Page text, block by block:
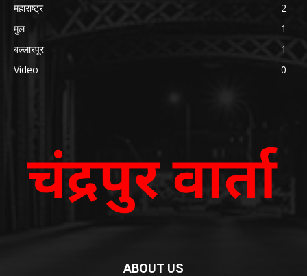
महाराष्ट्र
2
मुल
1
बल्लारपूर
1
Video
0
ABOUT US